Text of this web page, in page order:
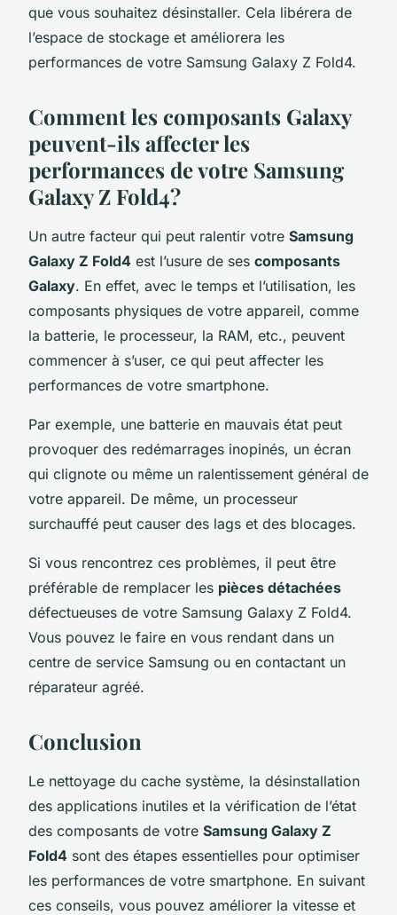
que vous souhaitez désinstaller. Cela libérera de
l’espace de stockage et améliorera les
performances de votre Samsung Galaxy Z Fold4.
Comment les composants Galaxy
peuvent-ils affecter les
performances de votre Samsung
Galaxy Z Fold4?
Un autre facteur qui peut ralentir votre Samsung
Galaxy Z Fold4 est l’usure de ses composants
Galaxy. En effet, avec le temps et l’utilisation, les
composants physiques de votre appareil, comme
la batterie, le processeur, la RAM, etc., peuvent
commencer à s’user, ce qui peut affecter les
performances de votre smartphone.
Par exemple, une batterie en mauvais état peut
provoquer des redémarrages inopinés, un écran
qui clignote ou même un ralentissement général de
votre appareil. De même, un processeur
surchauffé peut causer des lags et des blocages.
Si vous rencontrez ces problèmes, il peut être
préférable de remplacer les pièces détachées
défectueuses de votre Samsung Galaxy Z Fold4.
Vous pouvez le faire en vous rendant dans un
centre de service Samsung ou en contactant un
réparateur agréé.
Conclusion
Le nettoyage du cache système, la désinstallation
des applications inutiles et la vérification de l’état
des composants de votre Samsung Galaxy Z
Fold4 sont des étapes essentielles pour optimiser
les performances de votre smartphone. En suivant
ces conseils, vous pouvez améliorer la vitesse et